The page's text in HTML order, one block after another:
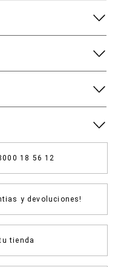
18 56 12
y devoluciones!
tienda